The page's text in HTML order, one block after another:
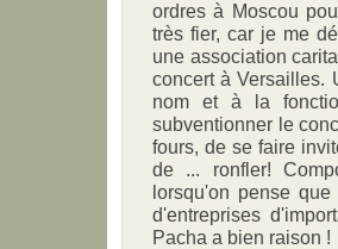
ordres à Moscou
très fier, car je me
une association
concert à Versailles.
nom et à la
subventionner le
fours, de se faire
de ... ronfler!
lorsqu'on pense
d'entreprises
Pacha a bien raison !